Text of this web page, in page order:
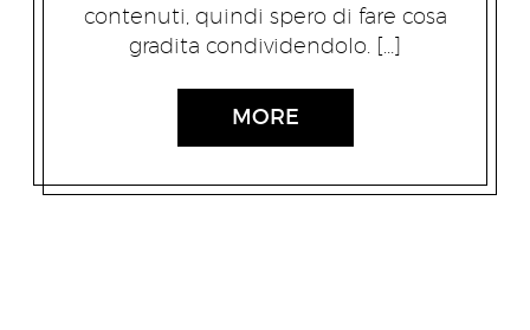
contenuti, quindi spero di fare cosa
gradita condividendolo. […]
MORE